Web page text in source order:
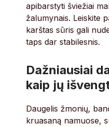
apibarstyti šviežiai
žalumynais. Leiskite
karštas sūris gali
taps dar stabilesnis.
Dažniausiai
kaip jų
Daugelis žmonių,
kruasaną namuose,